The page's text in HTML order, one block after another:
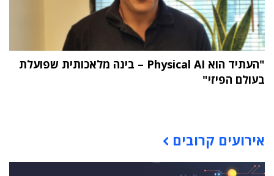
"העתיד הוא Physical AI – בינה מלאכותית שפועלת
בעולם הפיזי"
אירועים קרובים